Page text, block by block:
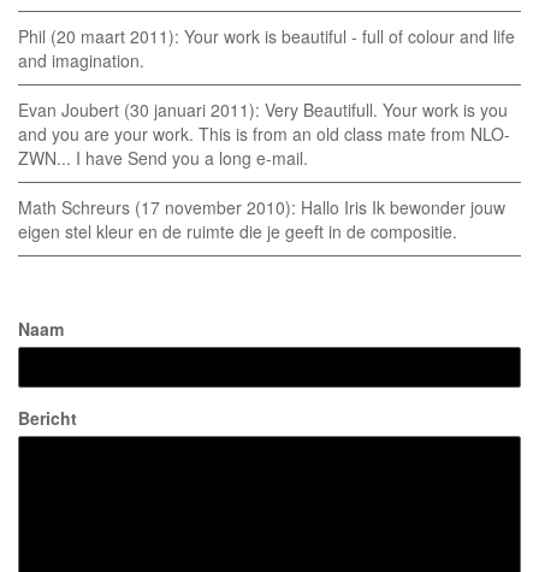
Phil (20 maart 2011): Your work is beautiful - full of colour and life
and imagination.
Evan Joubert (30 januari 2011): Very Beautifull. Your work is you
and you are your work. This is from an old class mate from NLO-
ZWN... I have Send you a long e-mail.
Math Schreurs (17 november 2010): Hallo Iris Ik bewonder jouw
eigen stel kleur en de ruimte die je geeft in de compositie.
Naam
Bericht